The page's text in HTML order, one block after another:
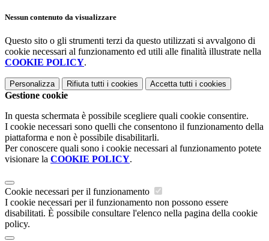
Nessun contenuto da visualizzare
Questo sito o gli strumenti terzi da questo utilizzati si avvalgono di
cookie necessari al funzionamento ed utili alle finalità illustrate nella
COOKIE POLICY.
Personalizza Rifiuta tutti i cookies Accetta tutti i cookies
Gestione cookie
In questa schermata è possibile scegliere quali cookie consentire.
I cookie necessari sono quelli che consentono il funzionamento della
piattaforma e non è possibile disabilitarli.
Per conoscere quali sono i cookie necessari al funzionamento potete
visionare la COOKIE POLICY.
Cookie necessari per il funzionamento
I cookie necessari per il funzionamento non possono essere
disabilitati. È possibile consultare l'elenco nella pagina della cookie
policy.